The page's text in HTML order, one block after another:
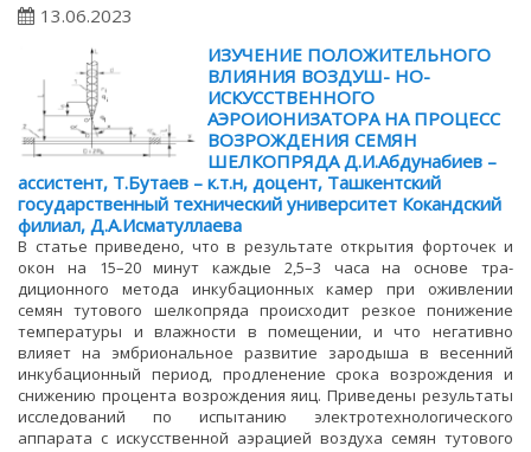
13.06.2023
ИЗУЧЕНИЕ ПОЛОЖИТЕЛЬНОГО
ВЛИЯНИЯ ВОЗДУШ- НО-
ИСКУССТВЕННОГО
АЭРОИОНИЗАТОРА НА ПРОЦЕСС
ВОЗРОЖДЕНИЯ СЕМЯН
ШЕЛКОПРЯДА Д.И.Абдунабиев –
ассистент, Т.Бутаев – к.т.н, доцент, Ташкентский
государственный технический университет Кокандский
филиал, Д.А.Исматуллаева
В статье приведено, что в результате открытия форточек и
окон на 15–20 минут каждые 2,5–3 часа на основе тра-
диционного метода инкубационных камер при оживлении
семян тутового шелкопряда происходит резкое понижение
температуры и влажности в помещении, и что негативно
влияет на эмбриональное развитие зародыша в весенний
инкубационный период, продленение срока возрождения и
снижению процента возрождения яиц. Приведены результаты
исследований по испытанию электротехнологического
аппарата с искусственной аэрацией воздуха семян тутового